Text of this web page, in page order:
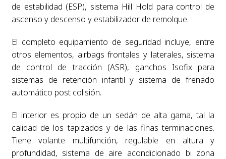
de estabilidad (ESP), sistema Hill Hold para control de
ascenso y descenso y estabilizador de remolque.
El completo equipamiento de seguridad incluye, entre
otros elementos, airbags frontales y laterales, sistema
de control de tracción (ASR), ganchos Isofix para
sistemas de retención infantil y sistema de frenado
automático post colisión.
El interior es propio de un sedán de alta gama, tal la
calidad de los tapizados y de las finas terminaciones.
Tiene volante multifunción, regulable en altura y
profundidad, sistema de aire acondicionado bi zona